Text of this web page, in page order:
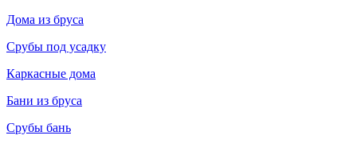
Дома из бруса
Срубы под усадку
Каркасные дома
Бани из бруса
Срубы бань